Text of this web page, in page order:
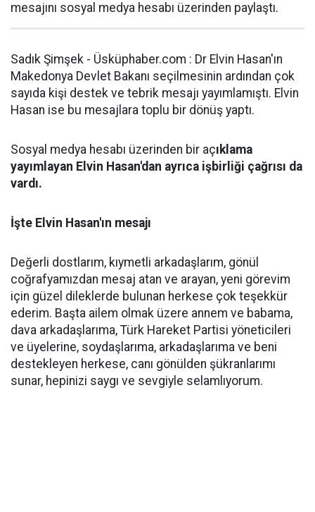
mesajını sosyal medya hesabı üzerinden paylaştı.
Sadık Şimşek - Üsküphaber.com : Dr Elvin Hasan'ın
Makedonya Devlet Bakanı seçilmesinin ardından çok
sayıda kişi destek ve tebrik mesajı yayımlamıştı. Elvin
Hasan ise bu mesajlara toplu bir dönüş yaptı.
Sosyal medya hesabı üzerinden bir açıklama
yayımlayan Elvin Hasan'dan ayrıca işbirliği çağrısı da
vardı.
İşte Elvin Hasan'ın mesajı
Değerli dostlarım, kıymetli arkadaşlarım, gönül
coğrafyamızdan mesaj atan ve arayan, yeni görevim
için güzel dileklerde bulunan herkese çok teşekkür
ederim. Başta ailem olmak üzere annem ve babama,
dava arkadaşlarıma, Türk Hareket Partisi yöneticileri
ve üyelerine, soydaşlarıma, arkadaşlarıma ve beni
destekleyen herkese, canı gönülden şükranlarımı
sunar, hepinizi saygı ve sevgiyle selamlıyorum.